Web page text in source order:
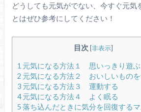
どうしても元気がでない、今すぐ元気
とはぜひ参考にしてください！
目次 [非表示]
1 元気になる方法１ 思いっきり遊ぶ
2 元気になる方法２ おいしいものを
3元気になる方法３ 運動する
4元気になる方法４ よく眠る
5 落ち込んだときに気分を回復する